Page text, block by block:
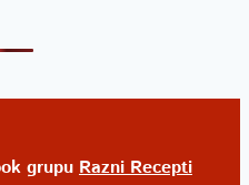
grupu Razni Recepti